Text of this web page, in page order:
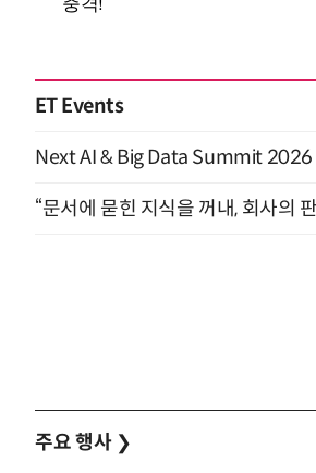
ET Events
Next AI & Big Data Summit
“문서에 묻힌 지식을 꺼내, 회사의
주요 행사 ❯